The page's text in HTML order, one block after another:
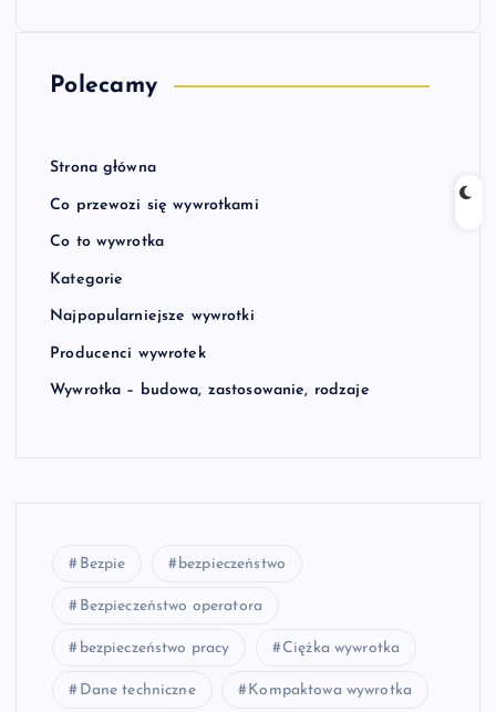
Polecamy
Strona główna
Co przewozi się wywrotkami
Co to wywrotka
Kategorie
Najpopularniejsze wywrotki
Producenci wywrotek
Wywrotka – budowa, zastosowanie, rodzaje
Bezpie bezpieczeństwo
Bezpieczeństwo operatora
bezpieczeństwo pracy Ciężka wywrotka
Dane techniczne Kompaktowa wywrotka